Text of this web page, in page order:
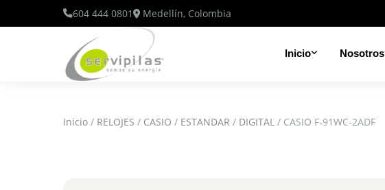
604 444 0801 Medellín, Colombia
Inicio Nosotros
Inicio / RELOJES / CASIO / ESTANDAR / DIGITAL / CASIO F-91WC-2ADF